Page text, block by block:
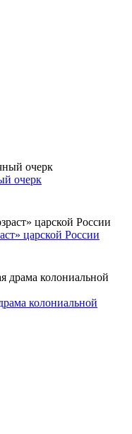
очерк
царской России
колониальной